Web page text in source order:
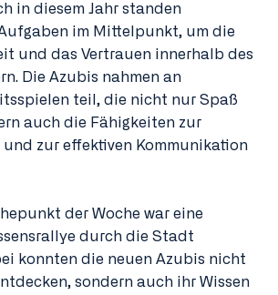
in diesem Jahr standen
im Mittelpunkt, um die
und das Vertrauen innerhalb des
Die Azubis nahmen an
teil, die nicht nur Spaß
auch die Fähigkeiten zur
und zur effektiven Kommunikation
der Woche war eine
durch die Stadt
konnten die neuen Azubis nicht
sondern auch ihr Wissen